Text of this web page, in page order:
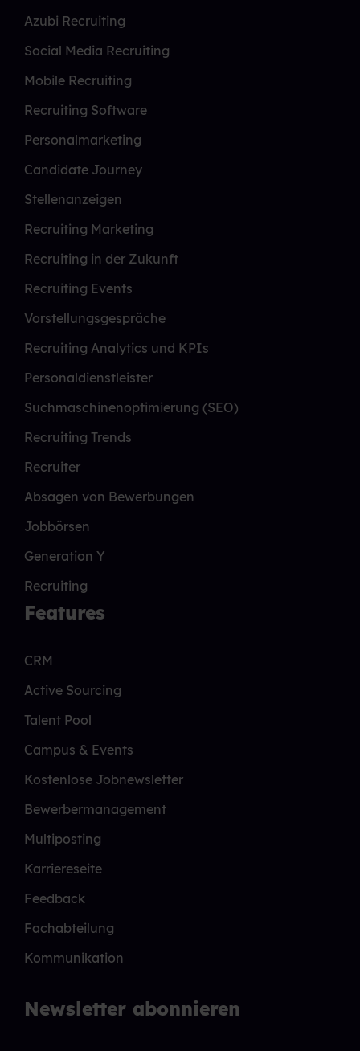
Azubi Recruiting
Social Media Recruiting
Mobile Recruiting
Recruiting Software
Personalmarketing
Candidate Journey
Stellenanzeigen
Recruiting Marketing
Recruiting in der Zukunft
Recruiting Events
Vorstellungsgespräche
Recruiting Analytics und KPIs
Personaldienstleister
Suchmaschinenoptimierung (SEO)
Recruiting Trends
Recruiter
Absagen von Bewerbungen
Jobbörsen
Generation Y
Recruiting
Features
CRM
Active Sourcing
Talent Pool
Campus & Events
Kostenlose Jobnewsletter
Bewerbermanagement
Multiposting
Karriereseite
Feedback
Fachabteilung
Kommunikation
Newsletter abonnieren